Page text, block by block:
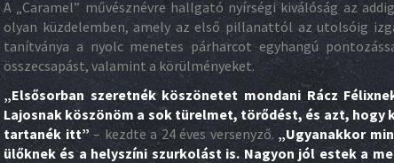
A „Caramel” művésznévre hallgató nyírségi kiválóság az
olyan küzdelemben, amely az első pillanattól az utolsóig
tanítványa a nyolc menetes párharcot egyhangú
összecsapást, valamint a körülményeket.
„Elsősorban szeretnék köszönetet mondani Rácz
Lajosnak köszönöm a sok türelmet, törődést, és azt, hogy
tartanék itt”– kezdte a 24 éves versenyző.„Ugyanakkor
ülőknek és a helyszíni szurkolást is. Nagyon jól estek a